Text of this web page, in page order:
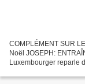
COMPLÉMENT SUR
Noël JOSEPH:
Luxembourger reparle
ASSOCIATION...